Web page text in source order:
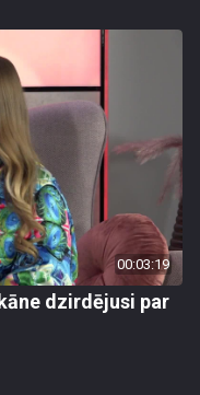
00:03:19
dzirdējusi par